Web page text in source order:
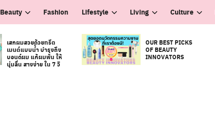
Beauty Fashion Lifestyle Living Culture
เสกผมสวยด้วยทรีต
เมนต์แบบน้ำ บำรุงถึง
บอนด์ผม แก้ผมพัน ให้
นุ่มลื่น สางง่าย ใน 7 วิ
OUR BEST PICKS
OF BEAUTY
INNOVATORS